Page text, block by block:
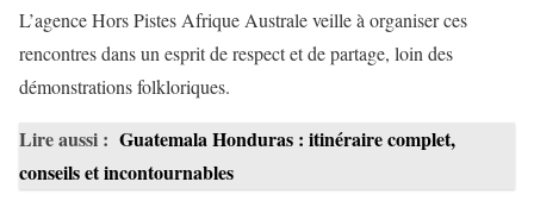
L’agence Hors Pistes Afrique Australe veille à organiser ces
rencontres dans un esprit de respect et de partage, loin des
démonstrations folkloriques.
Lire aussi : Guatemala Honduras : itinéraire complet,
conseils et incontournables